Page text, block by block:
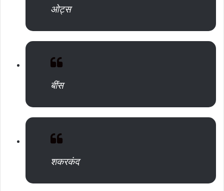
ओट्स
बींस
शकरकंद